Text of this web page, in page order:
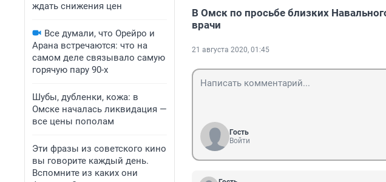
ждать снижения цен
Все думали, что Орейро и
Арана встречаются: что на
самом деле связывало самую
горячую пару 90-х
Шубы, дубленки, кожа: в
Омске началась ликвидация —
все цены пополам
Эти фразы из советского кино
вы говорите каждый день.
Вспомните из каких они
В Омск по просьбе близких
врачи
21 августа 2020, 01:45
Гость
Войти